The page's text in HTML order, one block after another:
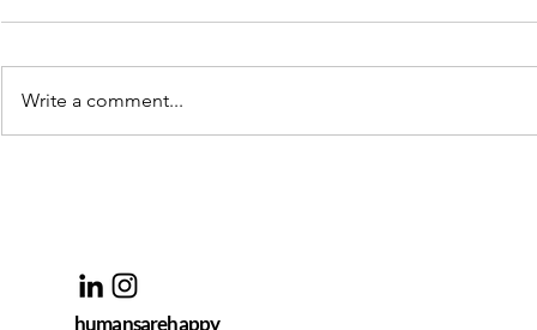
Write a comment...
humansarehappy